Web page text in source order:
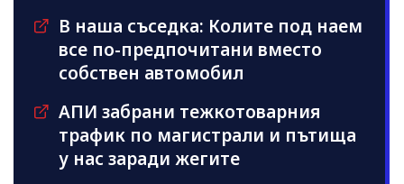
В наша съседка: Колите под наем
все по-предпочитани вместо
собствен автомобил
АПИ забрани тежкотоварния
трафик по магистрали и пътища
у нас заради жегите